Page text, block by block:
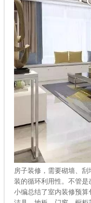
房子装修，需要砌墙、
装的循环利用性。不管
小编总结了室内装修预